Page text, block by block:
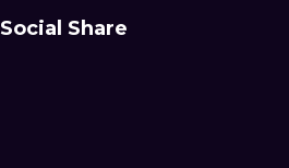
Social Share :